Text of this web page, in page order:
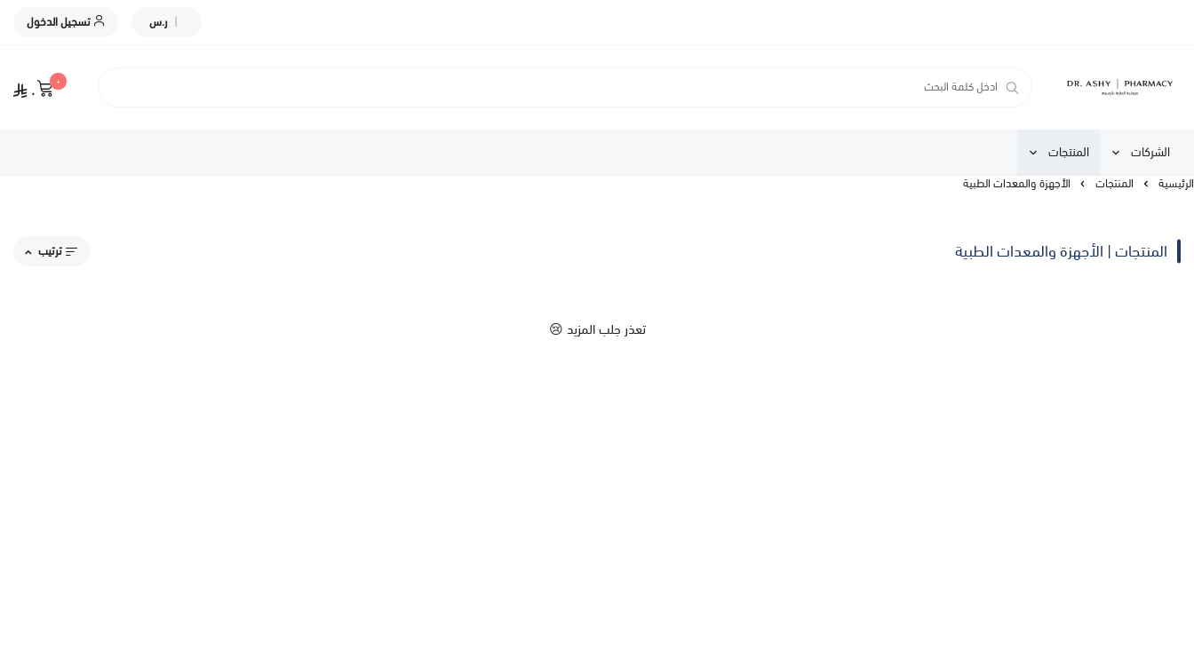
| ر.س تسجيل الدخول
٠
٠
الشركات المنتجات
الرئيسية المنتجات الأجهزة والمعدات الطبية
المنتجات | الأجهزة والمعدات الطبية ترتيب
تعذر جلب المزيد 😢